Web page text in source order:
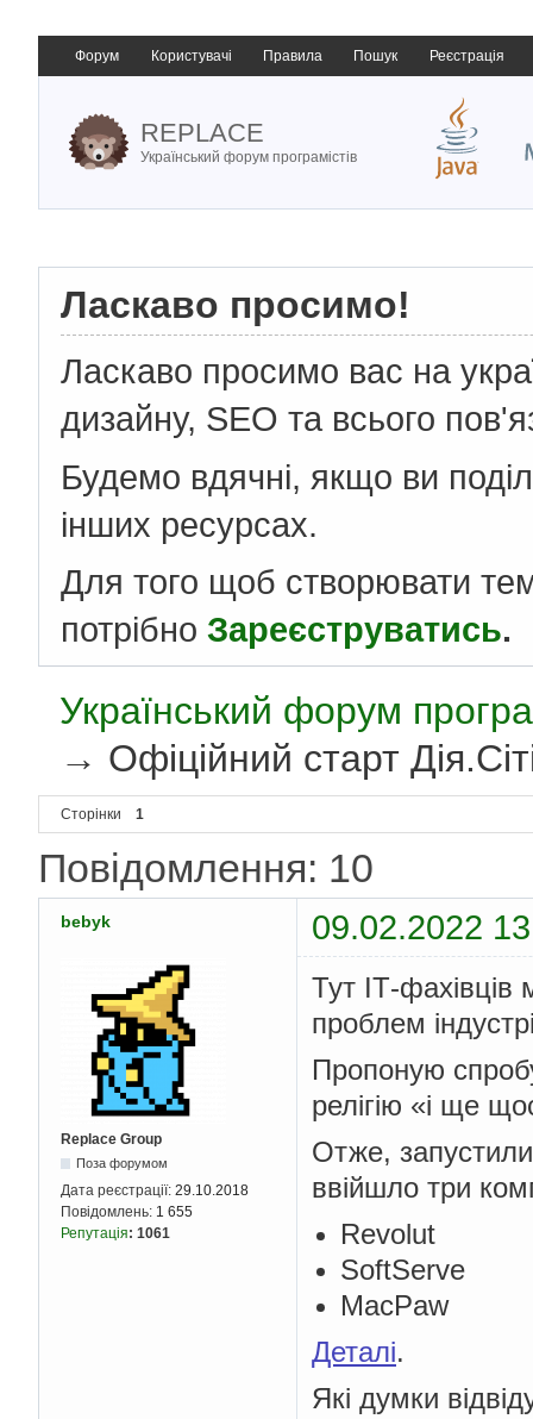
Форум Користувачі Правила Пошук Реєстрація
REPLACE
Український форум програмістів
Ласкаво просимо!
Ласкаво просимо вас на
дизайну, SEO та всього
Будемо вдячні, якщо ви
інших ресурсах.
Для того щоб створювати
потрібно Зареєструватись.
Український форум
→ Офіційний старт
Сторінки 1
Повідомлення: 10
bebyk 09.02.2022
Replace Group
Поза форумом
Дата реєстрації: 29.10.2018
Повідомлень: 1 655
Репутація: 1061
Тут ІТ-
проблем
Пропоную
релігію «і ще
Отже,
ввійшло три
Revolut
SoftServe
MacPaw
Деталі.
Які думки